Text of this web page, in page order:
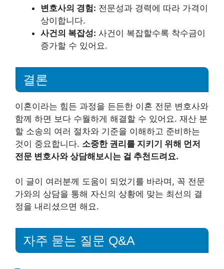
변호사의 경험: 전문성과 경력에 따라 가격이
상이합니다.
사건의 복잡성: 사건이 복잡할수록 착수금이
증가할 수 있어요.
결론
이혼이라는 힘든 과정을 든든한 이혼 전문 변호사와
함께 하면 보다 수월하게 해결할 수 있어요. 재산 분
할 소송의 여러 절차와 기준을 이해하고 준비하는
것이 중요합니다. 소중한 권리를 지키기 위해 먼저
전문 변호사와 상담해보시는 걸 추천드려요.
이 글이 여러분께 도움이 되었기를 바라며, 꼭 전문
가와의 상담을 통해 자신의 상황에 맞는 최선의 결
정을 내리셨으면 해요.
자주 묻는 질문 Q&A